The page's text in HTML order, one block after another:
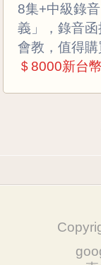
8集+中級錄
義」，錄音
會教，值得購
＄8000新台幣